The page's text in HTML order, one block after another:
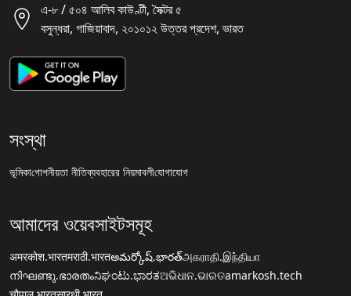
এ-৮ / ৫০৪ আলিব কাউণ্টী, সৈক্টর ৫
বসুন্ধরা, গাজিয়াবাদ, ২০১০১২ উত্তর প্রদেশ, ভারত
সংস্থা
ভূমিকাগোপনীয়তা নীতিব্যবহারের নিয়মাবলীযোগাযোগ
আমাদের ওয়েবসাইটসমূহ
अमरकोश.भारतमराठी.भारतఅమర్కోష్.భారత్அகராதி.இந்தியா
നിഘണ്ടു.ഭാരതംನಿಘಂಟು.ಭಾರತଅଭିଧାନ.ଭାରତamarkosh.tech